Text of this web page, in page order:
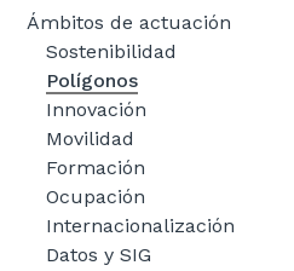
Ámbitos de actuación
Sostenibilidad
Polígonos
Innovación
Movilidad
Formación
Ocupación
Internacionalización
Datos y SIG